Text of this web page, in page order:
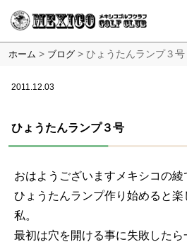
ホーム > ブログ > ひょうたんランプ３号
2011.12.03
ひょうたんランプ３号
おはようございますメキシコの綾
ひょうたんランプ作り始めると
私。
最初は穴を開ける事に失敗した